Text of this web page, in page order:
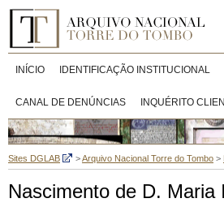
INÍCIO IDENTIFICAÇÃO INSTITUCIONAL
CANAL DE DENÚNCIAS INQUÉRITO
Sites DGLAB >Arquivo Nacional Torre do Tombo >
Nascimento de D. Maria